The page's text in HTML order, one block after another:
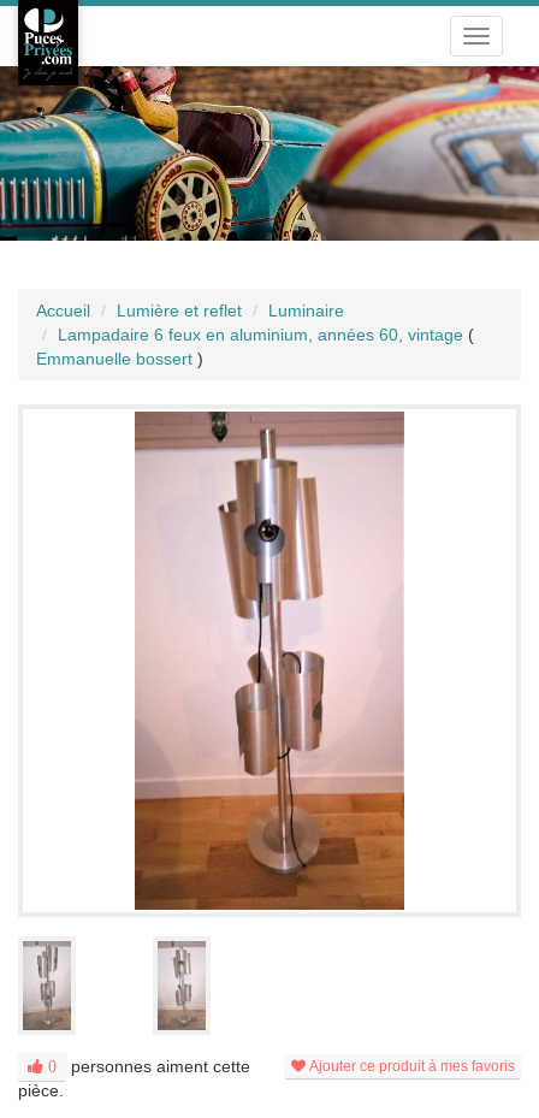
Toggle
Accueil Lumière et reflet
Luminaire
Lampadaire 6 feux en aluminium, années 60, vintage (
Emmanuelle bossert )
Ajouter ce produit à mes favoris
0
personnes aiment cette
pièce.